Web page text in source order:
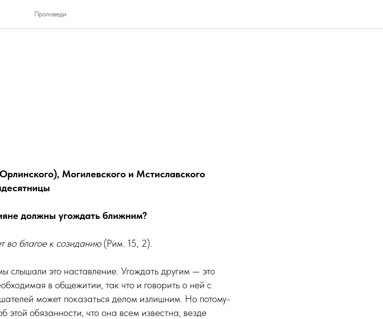
Проповеди
угождать ближним?
Могилевского и Мстиславского
должны угождать ближним?
во благое к созиданию(Рим. 15, 2).
слышали это наставление. Угождать другим — это
в общежитии, так что и говорить о ней с
может показаться делом излишним. Но потому-
этой обязанности, что она всем известна, везде